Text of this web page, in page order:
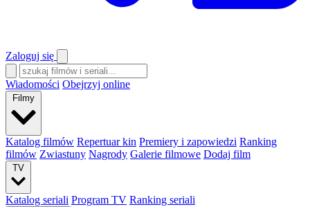
Zaloguj się
Wiadomości Obejrzyj online
Filmy
Katalog filmów Repertuar kin Premiery i zapowiedzi Ranking
filmów Zwiastuny Nagrody Galerie filmowe Dodaj film
TV
Katalog seriali Program TV Ranking seriali